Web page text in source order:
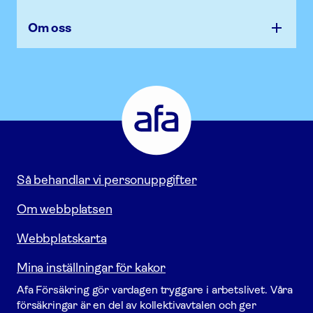
Om oss
Försäkring
Gå
till
startsidan
Så behandlar vi personuppgifter
Om webbplatsen
Webbplatskarta
Mina inställningar för kakor
Afa För­säkring gör vardagen tryggare i arbetslivet. Våra
försäk­ringar är en del av kollektivavtalen och ger